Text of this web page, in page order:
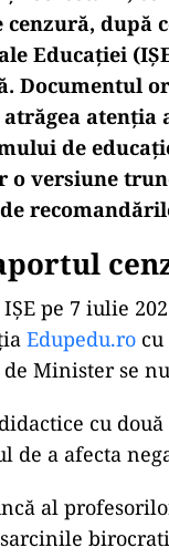
cenzură, după
Educației
Documentul
de
o versiune
pe 7 iulie
Edupedu.ro
Minister se